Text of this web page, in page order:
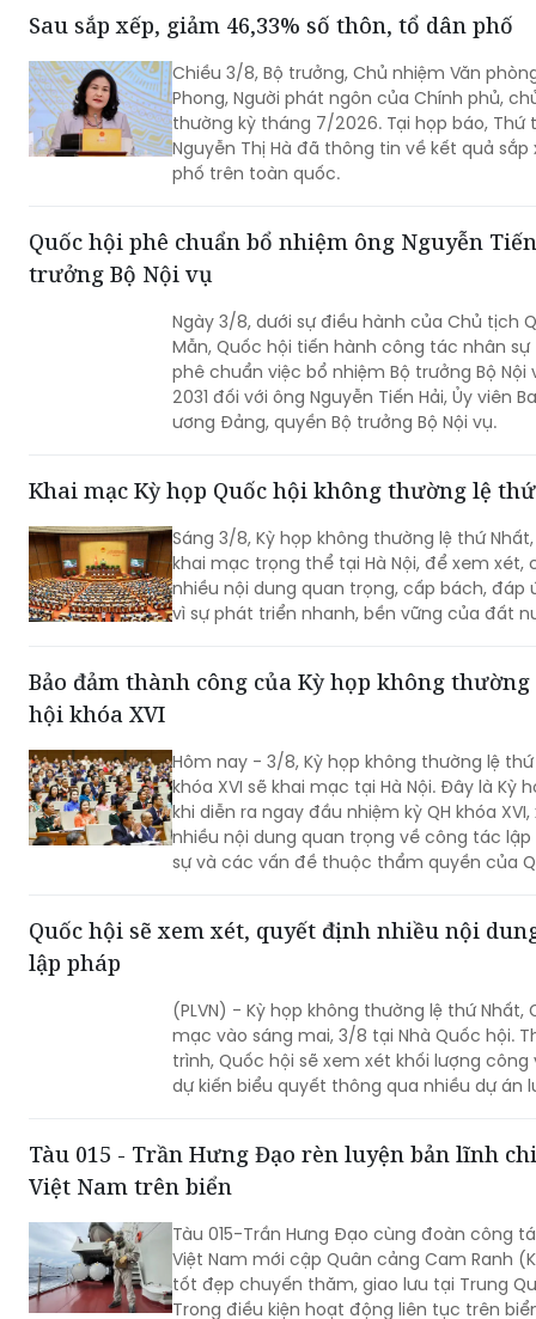
Sau sắp xếp, giảm 46,33% số thôn, tổ dân phố
Chiều 3/8, Bộ trưởng, Chủ nhiệm Văn
Phong, Người phát ngôn của Chính phủ,
thường kỳ tháng 7/2026. Tại họp báo, Thứ
Nguyễn Thị Hà đã thông tin về kết quả
phố trên toàn quốc.
Quốc hội phê chuẩn bổ nhiệm ông Nguyễn
trưởng Bộ Nội vụ
Ngày 3/8, dưới sự điều hành của Chủ tịch
Mẫn, Quốc hội tiến hành công tác nhân
phê chuẩn việc bổ nhiệm Bộ trưởng Bộ
2031 đối với ông Nguyễn Tiến Hải, Ủy viên
ương Đảng, quyền Bộ trưởng Bộ Nội vụ.
Khai mạc Kỳ họp Quốc hội không thường lệ
Sáng 3/8, Kỳ họp không thường lệ thứ
khai mạc trọng thể tại Hà Nội, để xem xét,
nhiều nội dung quan trọng, cấp bách, đáp
vì sự phát triển nhanh, bền vững của đất
Bảo đảm thành công của Kỳ họp không
hội khóa XVI
Hôm nay - 3/8, Kỳ họp không thường lệ
khóa XVI sẽ khai mạc tại Hà Nội. Đây là Kỳ
khi diễn ra ngay đầu nhiệm kỳ QH khóa
nhiều nội dung quan trọng về công tác
sự và các vấn đề thuộc thẩm quyền của
đi vào cuộc sống thông qua những quyết
Quốc hội sẽ xem xét, quyết định nhiều nội
lập pháp
(PLVN) - Kỳ họp không thường lệ thứ Nhất,
mạc vào sáng mai, 3/8 tại Nhà Quốc hội.
trình, Quốc hội sẽ xem xét khối lượng
dự kiến biểu quyết thông qua nhiều dự án
Tàu 015 - Trần Hưng Đạo rèn luyện bản lĩnh
Việt Nam trên biển
Tàu 015-Trần Hưng Đạo cùng đoàn công
Việt Nam mới cập Quân cảng Cam Ranh
tốt đẹp chuyến thăm, giao lưu tại Trung
Trong điều kiện hoạt động liên tục trên